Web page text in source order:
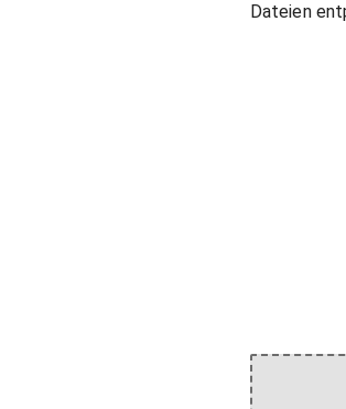
Dateien